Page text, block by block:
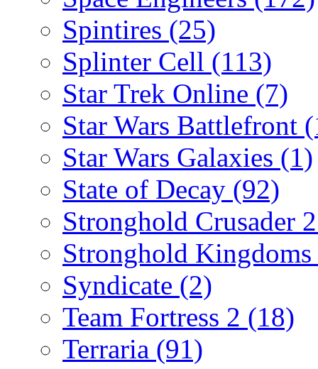
Spintires (25)
Splinter Cell (113)
Star Trek Online (7)
Star Wars Battlefront
Star Wars Galaxies (1)
State of Decay (92)
Stronghold Crusader
Stronghold Kingdoms
Syndicate (2)
Team Fortress 2 (18)
Terraria (91)